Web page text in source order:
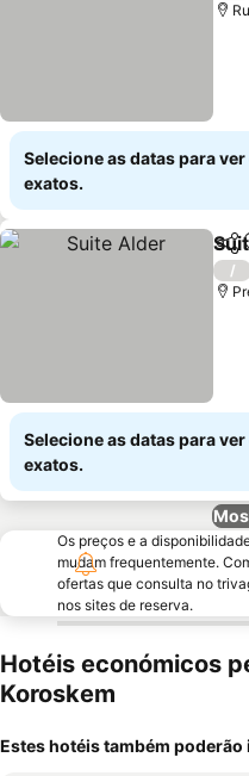
Selecione as datas para
exatos.
/
Selecione as datas para
exatos.
Os preços e a
mudam frequentemente.
ofertas que consulta no
nos sites de reserva.
Hotéis económicos
Koroskem
Estes hotéis também